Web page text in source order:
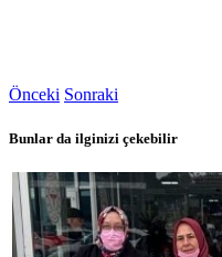
Önceki Sonraki
Bunlar da ilginizi çekebilir